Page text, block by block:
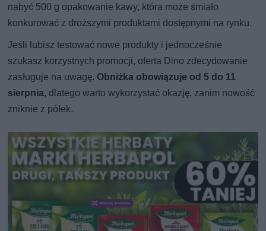
nabyć 500 g opakowanie kawy, która może śmiało
konkurować z droższymi produktami dostępnymi na rynku.
Jeśli lubisz testować nowe produkty i jednocześnie
szukasz korzystnych promocji, oferta Dino zdecydowanie
zasługuje na uwagę. Obniżka obowiązuje od 5 do 11
sierpnia, dlatego warto wykorzystać okazję, zanim nowość
zniknie z półek.